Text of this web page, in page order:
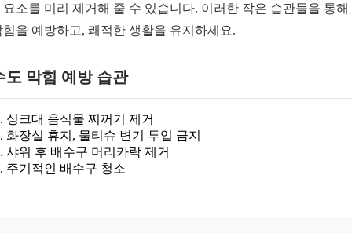
요소를 미리 제거해 줄 수 있습니다. 이러한 작은 습관들을 통해
힘을 예방하고, 쾌적한 생활을 유지하세요.
도 막힘 예방 습관
싱크대 음식물 찌꺼기 제거
화장실 휴지, 물티슈 변기 투입 금지
샤워 후 배수구 머리카락 제거
주기적인 배수구 청소